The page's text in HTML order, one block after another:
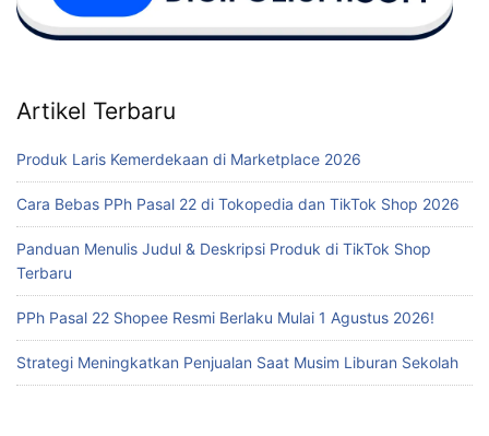
Artikel Terbaru
Produk Laris Kemerdekaan di Marketplace 2026
Cara Bebas PPh Pasal 22 di Tokopedia dan TikTok Shop 2026
Panduan Menulis Judul & Deskripsi Produk di TikTok Shop
Terbaru
PPh Pasal 22 Shopee Resmi Berlaku Mulai 1 Agustus 2026!
Strategi Meningkatkan Penjualan Saat Musim Liburan Sekolah